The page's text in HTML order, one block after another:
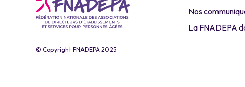
© Copyright FNADEPA 2025
Nos
La FNADEPA